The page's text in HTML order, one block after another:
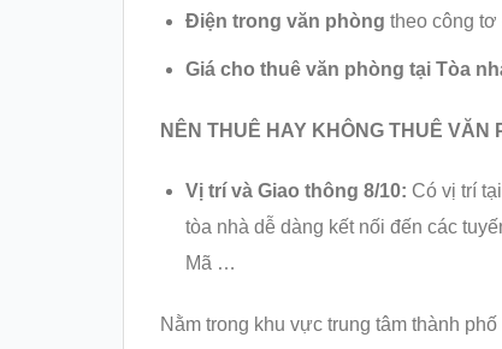
Điện trong văn phòng theo công
Giá cho thuê văn phòng tại Tòa
NÊN THUÊ HAY KHÔNG THUÊ
Vị trí và Giao thông 8/10: Có vị trí
tòa nhà dễ dàng kết nối đến các
Mã …
Nằm trong khu vực trung tâm thành